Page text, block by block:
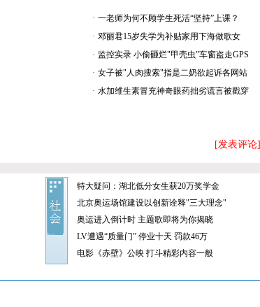
· 一老师为何不顾学生死活“坚持”上课？
· 邓丽君15岁失学为补贴家用下海做歌女
· 监控实录 小偷砸烂"甲壳虫"车窗盗走GPS
· 女子被"人肉搜索"指是二奶欲起诉各网站
· 水加维生素冒充神奇眼药拙劣谎言被戳穿
[发表评论]
特大疑问：湖北低分女生获20万奖学金
北京奥运场馆建设以创新诠释"三大理念"
奥运进入倒计时 主题歌即将为你揭晓
LV遭遇“质量门” 停业十天 罚款46万
电影《赤壁》公映 打斗精彩内容一般